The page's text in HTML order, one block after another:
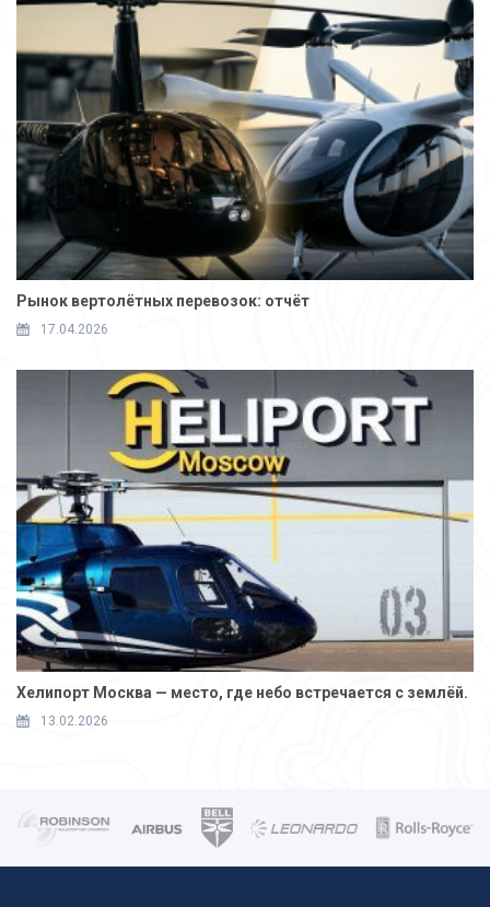
Рынок вертолётных перевозок: отчёт
17.04.2026
Хелипорт Москва — место, где небо встречается с землёй.
13.02.2026